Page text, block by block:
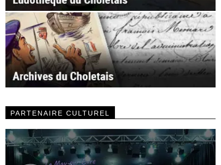
PARTENAIRE CULTUREL